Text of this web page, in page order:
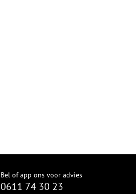
Bel of app ons voor advies
0611 74 30 23